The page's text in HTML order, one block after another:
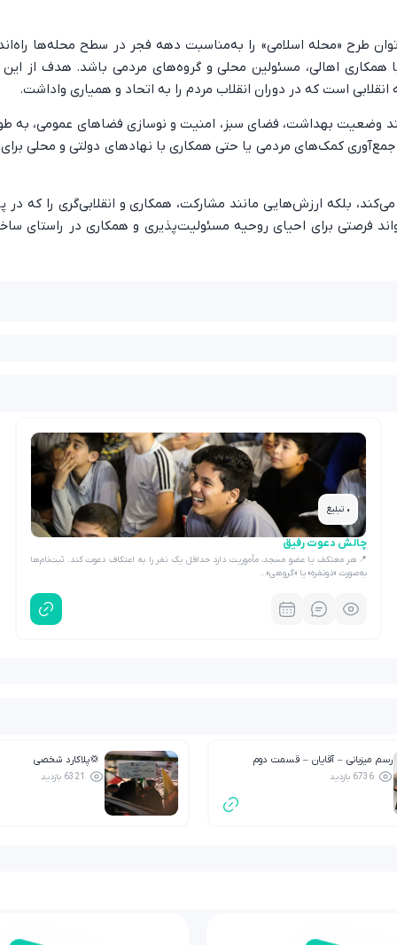
طرح «محله اسلامی» را به‌مناسبت دهه فجر در سطح محله‌ها
اهالی، مسئولین محلی و گروه‌های مردمی باشد. هدف از این
است که در دوران انقلاب مردم را به اتحاد و همیاری واداشت.
وضعیت بهداشت، فضای سبز، امنیت و نوسازی فضاهای عمومی، به
کمک‌های مردمی یا حتی همکاری با نهادهای دولتی و محلی
بلکه ارزش‌هایی مانند مشارکت، همکاری و انقلابی‌گری را که در
فرصتی برای احیای روحیه مسئولیت‌پذیری و همکاری در راستای
• تبلیغ
چالش دعوت رفیق
📍هر معتکف یا عضو مسجد، مأموریت دارد حداقل یک نفر را به اعتکاف دعوت کند. ثبت‌نام‌ها
به‌صورت «دونفره» یا «گروهی»…
رسم میزبانی – آقایان – قسمت دوم
6736 بازدید
💢پلاکارد شخصی
6321 بازدید